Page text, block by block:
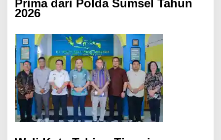
Prima dari Polda Sumsel Tahun
2026